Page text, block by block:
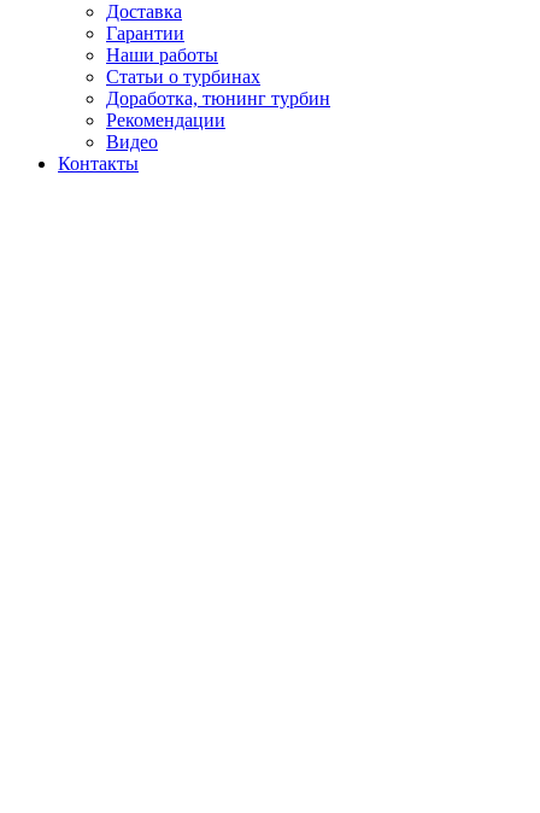
Доставка
Гарантии
Наши работы
Статьи о турбинах
Доработка, тюнинг турбин
Рекомендации
Видео
Контакты